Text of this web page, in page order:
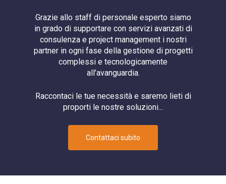
Grazie allo staff di personale esperto siamo
in grado di supportare con servizi avanzati di
consulenza e project management i nostri
partner in ogni fase della gestione di progetti
complessi e tecnologicamente
all’avanguardia.
Raccontaci le tue necessità e saremo lieti di
proporti le nostre soluzioni...
Contattaci subito